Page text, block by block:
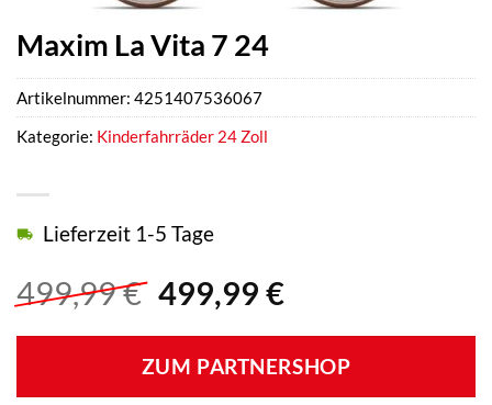
Maxim La Vita 7 24
499,99€ Ursprünglicher
war:
499,99 €
499,99 €Aktueller
ist:
499,99 €.
Lieferzeit 1-5 Tage
ZUM PARTNERSHOP
Artikelnummer: 4251407536067
Kategorie: Kinderfahrräder 24 Zoll